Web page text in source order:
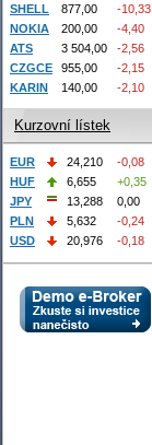
SHELL 877,00
-10,33
NOKIA
200,00
-4,40
ATS
3 504,00
-2,56
CZGCE
955,00
-2,15
KARIN
140,00 -2,10
Kurzovní lístek
EUR 24,210
-0,08
HUF
6,655
+0,35
JPY
13,288
0,00
PLN
5,632
-0,24
USD
20,976 -0,18